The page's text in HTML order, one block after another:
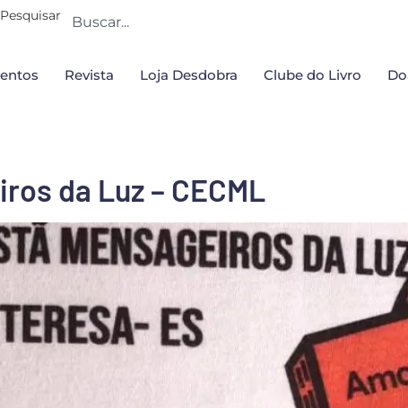
Pesquisar
Revista Loja Desdobra Clube do Livro
da Luz – CECML